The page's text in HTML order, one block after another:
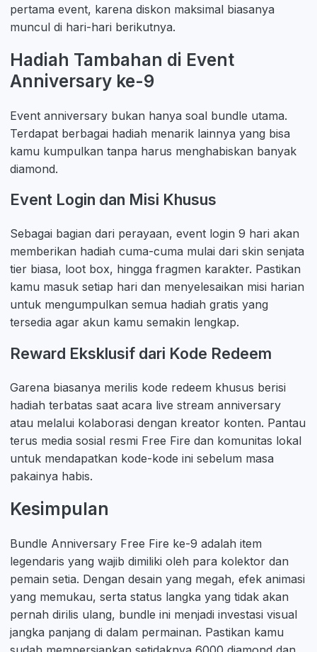
pertama event, karena diskon maksimal biasanya
muncul di hari-hari berikutnya.
Hadiah Tambahan di Event
Anniversary ke-9
Event anniversary bukan hanya soal bundle utama.
Terdapat berbagai hadiah menarik lainnya yang bisa
kamu kumpulkan tanpa harus menghabiskan banyak
diamond.
Event Login dan Misi Khusus
Sebagai bagian dari perayaan, event login 9 hari akan
memberikan hadiah cuma-cuma mulai dari skin senjata
tier biasa, loot box, hingga fragmen karakter. Pastikan
kamu masuk setiap hari dan menyelesaikan misi harian
untuk mengumpulkan semua hadiah gratis yang
tersedia agar akun kamu semakin lengkap.
Reward Eksklusif dari Kode Redeem
Garena biasanya merilis kode redeem khusus berisi
hadiah terbatas saat acara live stream anniversary
atau melalui kolaborasi dengan kreator konten. Pantau
terus media sosial resmi Free Fire dan komunitas lokal
untuk mendapatkan kode-kode ini sebelum masa
pakainya habis.
Kesimpulan
Bundle Anniversary Free Fire ke-9 adalah item
legendaris yang wajib dimiliki oleh para kolektor dan
pemain setia. Dengan desain yang megah, efek animasi
yang memukau, serta status langka yang tidak akan
pernah dirilis ulang, bundle ini menjadi investasi visual
jangka panjang di dalam permainan. Pastikan kamu